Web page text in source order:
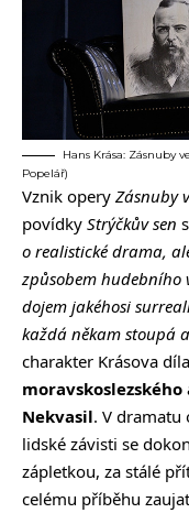
Hans Krása: Zásnuby
Popelář)
Vznik opery Zásnuby
povídky Strýčkův sen
o realistické drama,
způsobem hudebního
dojem jakéhosi
každá někam stoupá
charakter Krásova
moravskoslezského
Nekvasil. V dramatu
lidské závisti se
zápletkou, za stálé
celému příběhu